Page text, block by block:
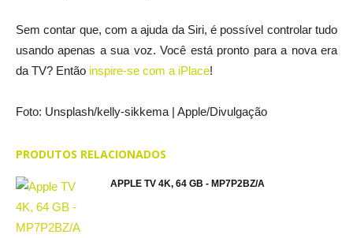
Sem contar que, com a ajuda da Siri, é possível controlar tudo
usando apenas a sua voz. Você está pronto para a nova era
da TV? Então inspire-se com a iPlace!
Foto: Unsplash/kelly-sikkema | Apple/Divulgação
PRODUTOS RELACIONADOS
APPLE TV 4K, 64 GB - MP7P2BZ/A